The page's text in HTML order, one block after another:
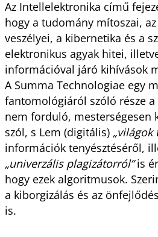
Az Intellelektronika című
hogy a tudomány mítoszai,
veszélyei, a kibernetika és a
elektronikus agyak hitei,
információval járó kihívások
A Summa Technologiae egy
fantomológiáról szóló része
nem forduló, mesterségesen
szól, s Lem (digitális)„világok
információk tenyésztéséről,
„univerzális plagizátorról”is
hogy ezek algoritmusok.
a kiborgizálás és az
is.